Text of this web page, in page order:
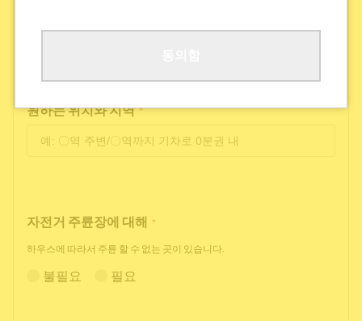
¥70,000~¥89,000
원하는 위치와 지역 *
자전거 주륜장에 대해 *
하우스에 따라서 주륜 할 수 없는 곳이 있습니다.
불필요 필요